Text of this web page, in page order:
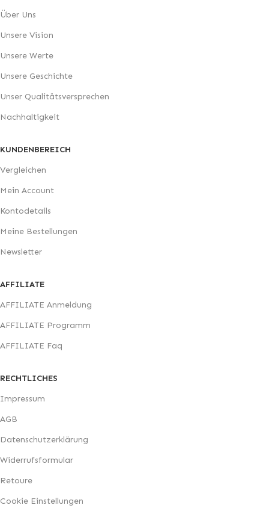
Über Uns
Unsere Vision
Unsere Werte
Unsere Geschichte
Unser Qualitätsversprechen
Nachhaltigkeit
KUNDENBEREICH
Vergleichen
Mein Account
Kontodetails
Meine Bestellungen
Newsletter
AFFILIATE
AFFILIATE Anmeldung
AFFILIATE Programm
AFFILIATE Faq
RECHTLICHES
Impressum
AGB
Datenschutzerklärung
Widerrufsformular
Retoure
Cookie Einstellungen